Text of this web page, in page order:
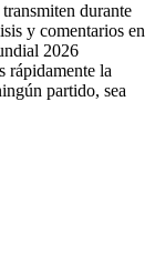
durante
y comentarios en
2026
rápidamente la
partido, sea